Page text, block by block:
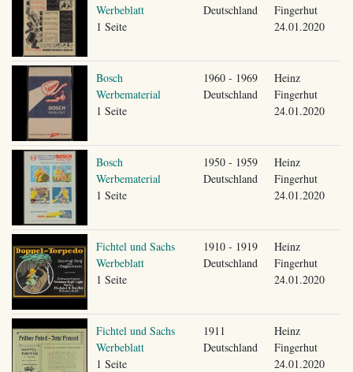
Werbeblatt
1 Seite
Deutschland
Fingerhut
24.01.2020
Bosch
Werbematerial
1 Seite
1960 - 1969
Deutschland
Heinz
Fingerhut
24.01.2020
Bosch
Werbematerial
1 Seite
1950 - 1959
Deutschland
Heinz
Fingerhut
24.01.2020
Fichtel und Sachs
Werbeblatt
1 Seite
1910 - 1919
Deutschland
Heinz
Fingerhut
24.01.2020
Fichtel und Sachs
Werbeblatt
1 Seite
1911
Deutschland
Heinz
Fingerhut
24.01.2020